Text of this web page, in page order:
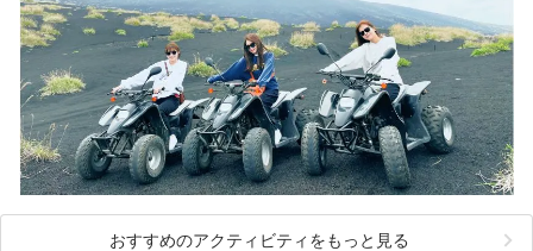
おすすめのアクティビティをもっと見る